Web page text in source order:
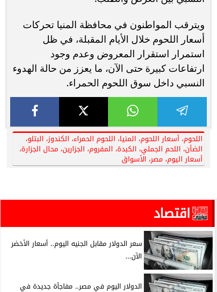
ويترقب المواطنون في محافظة المنيا تحركات
أسعار اللحوم خلال الأيام المقبلة، في ظل
استمرار استقرار المعروض وعدم وجود
ارتفاعات كبيرة حتى الآن، ما يعزز من حالة الهدوء
النسبي داخل سوق اللحوم الحمراء.
اللحوم، أسعار اللحوم، المنيا، اللحوم الحمراء، الكندوز، البتلو،
الضأن، اللحم الجملي، الكبدة، المفروم، الجزارين، محال الجزارة،
أسعار اليوم، مصر، الأسواق
اقتصاد
سعر الدولار مقابل الجنيه اليوم.. أسعار الأخضر
الآن...
الدولار اليوم في مصر.. مفاجأة جديدة في